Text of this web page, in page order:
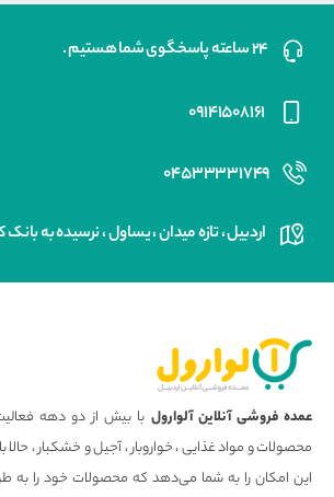
۲۴ ساعته پاسخگوی شما هستیم .
۰۹۱۴۱۵۰۸۱۶۱
۰۴۵۳۳۳۳۱۷۴۹
اردبیل ، تازه میدان ، یساول ، نرسیده به
عمده فروشی آنلاین آلوارول با بیش از دو دهه
محصولات و مواد غذایی ، خواروبار ، آجیل و خشکبار ، حالا
این امکان را به شما می‌دهد که محصولات خود را به